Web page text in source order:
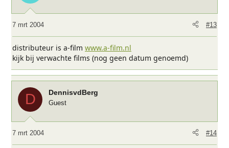
7 mrt 2004 #13
distributeur is a-film www.a-film.nl
kijk bij verwachte films (nog geen datum genoemd)
D DennisvdBerg
Guest
7 mrt 2004 #14